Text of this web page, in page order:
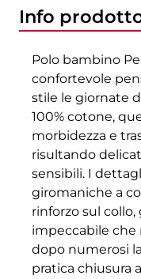
Info
Polo bambino
confortevole
stile le giornate
100% cotone,
morbidezza e
risultando
sensibili. I
giromaniche a
rinforzo sul
impeccabile che
dopo numerosi
pratica chiusura